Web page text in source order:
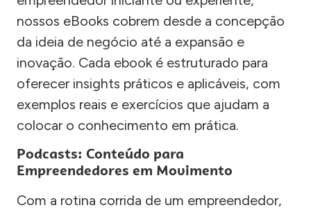
nossos eBooks cobrem desde a concepção
da ideia de negócio até a expansão e
inovação. Cada ebook é estruturado para
oferecer insights práticos e aplicáveis, com
exemplos reais e exercícios que ajudam a
colocar o conhecimento em prática.
Podcasts: Conteúdo para
Empreendedores em Movimento
Com a rotina corrida de um empreendedor,